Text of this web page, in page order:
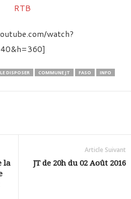
watch?
DISPOSER COMMUNE JT FASO
INFO
la
Article Suivant
JT de 20h du 02 Août 2016